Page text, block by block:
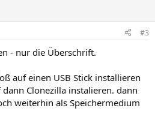
#3
- nur die Überschrift.
auf einen USB Stick installieren
Clonezilla instalieren. dann
weiterhin als Speichermedium